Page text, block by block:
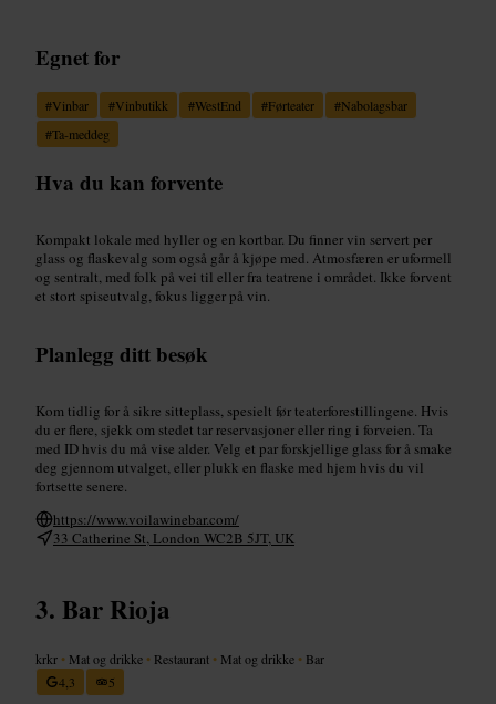
Egnet for
#Vinbar #Vinbutikk #WestEnd #Førteater #Nabolagsbar
#Ta-meddeg
Hva du kan forvente
Kompakt lokale med hyller og en kortbar. Du finner vin servert per
glass og flaskevalg som også går å kjøpe med. Atmosfæren er uformell
og sentralt, med folk på vei til eller fra teatrene i området. Ikke forvent
et stort spiseutvalg, fokus ligger på vin.
Planlegg ditt besøk
Kom tidlig for å sikre sitteplass, spesielt før teaterforestillingene. Hvis
du er flere, sjekk om stedet tar reservasjoner eller ring i forveien. Ta
med ID hvis du må vise alder. Velg et par forskjellige glass for å smake
deg gjennom utvalget, eller plukk en flaske med hjem hvis du vil
fortsette senere.
https://www.voilawinebar.com/
33 Catherine St, London WC2B 5JT, UK
Bar Rioja
krkr • Mat og drikke • Restaurant • Mat og drikke • Bar
4,3
5